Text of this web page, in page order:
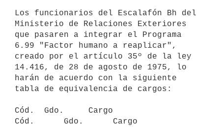
Los funcionarios del Escalafón Bh del
Ministerio de Relaciones Exteriores
que pasaren a integrar el Programa
6.99 "Factor humano a reaplicar",
creado por el artículo 35º de la ley
14.416, de 28 de agosto de 1975, lo
harán de acuerdo con la siguiente
tabla de equivalencia de cargos:
Cód.  Gdo.     Cargo
Cód.      Gdo.      Cargo